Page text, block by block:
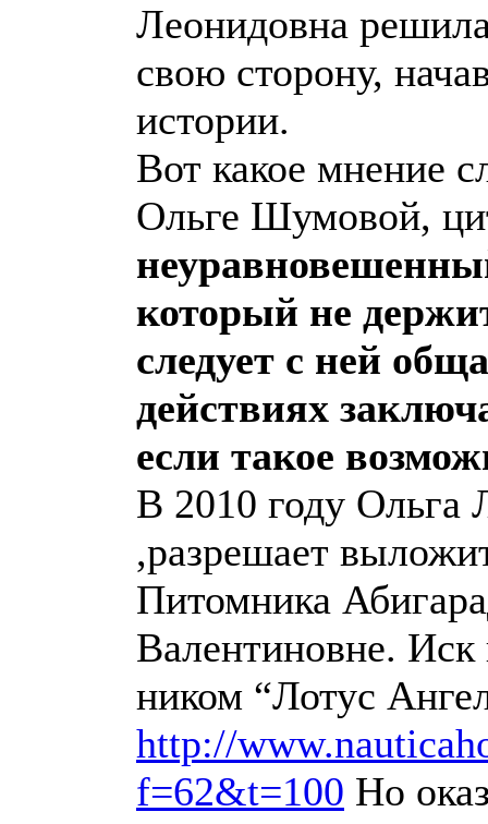
Леонидовна
свою сторону,
истории.
Вот какое мнение
Ольге Шумовой,
который не
следует с ней
действиях
если такое
В 2010 году Ольга
,разрешает
Питомника
Валентиновне. Иск
ником “Лотус
http://
f=62&t=100 Но